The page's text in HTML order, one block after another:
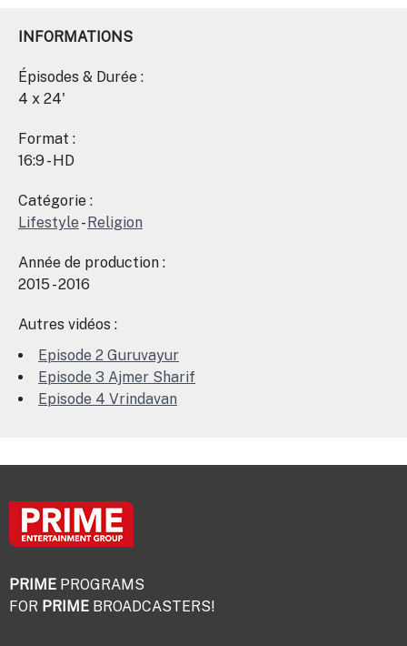
INFORMATIONS
Épisodes & Durée :
4 x 24'
Format :
16:9 - HD
Catégorie :
Lifestyle -Religion
Année de production :
2015 - 2016
Autres vidéos :
Episode 2 Guruvayur
Episode 3 Ajmer Sharif
Episode 4 Vrindavan
PRIME PROGRAMS
FOR PRIME BROADCASTERS!